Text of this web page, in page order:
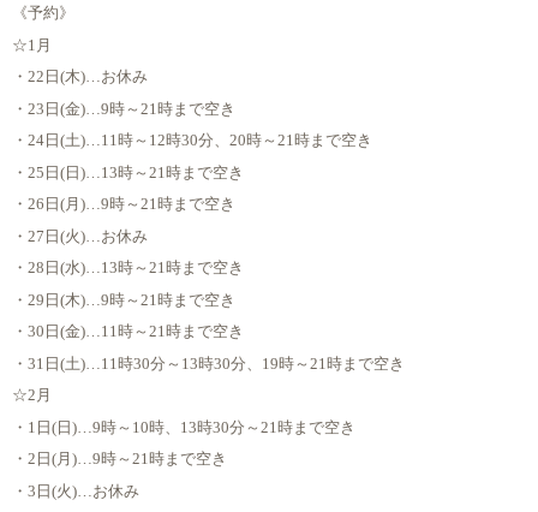
《予約》
☆1月
・22日(木)…お休み
・23日(金)…9時～21時まで空き
・24日(土)…11時～12時30分、20時～21時まで空き
・25日(日)…13時～21時まで空き
・26日(月)…9時～21時まで空き
・27日(火)…お休み
・28日(水)…13時～21時まで空き
・29日(木)…9時～21時まで空き
・30日(金)…11時～21時まで空き
・31日(土)…11時30分～13時30分、19時～21時まで空き
☆2月
・1日(日)…9時～10時、13時30分～21時まで空き
・2日(月)…9時～21時まで空き
・3日(火)…お休み